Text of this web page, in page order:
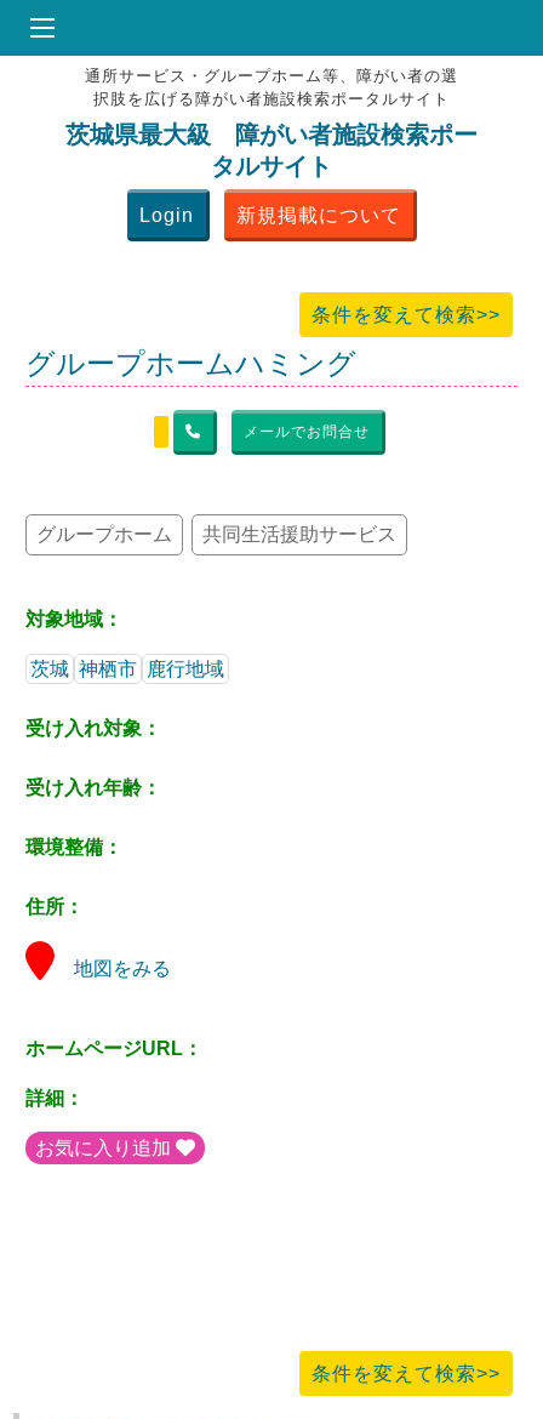
HOME
♥お気にりブックマーク
掲載会員MENU
よくある質問
通所サービス・グループホーム等、障がい者の選
択肢を広げる障がい者施設検索ポータルサイト
茨城県最大級 障がい者施設検索ポー
タルサイト
Login 新規掲載について
条件を変えて検索>>
グループホームハミング
メールでお問合せ
グループホーム 共同生活援助サービス
対象地域：
茨城 神栖市 鹿行地域
受け入れ対象：
受け入れ年齢：
環境整備：
住所：
地図をみる
ホームページURL：
詳細：
お気に入り追加
条件を変えて検索>>